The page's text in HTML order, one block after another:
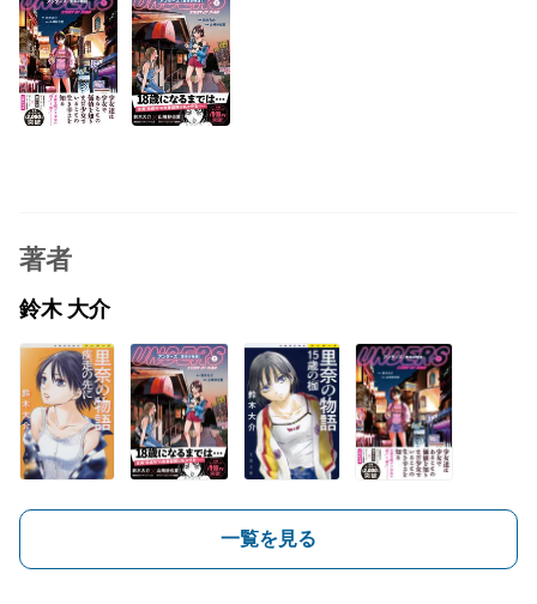
著者
鈴木 大介
一覧を見る